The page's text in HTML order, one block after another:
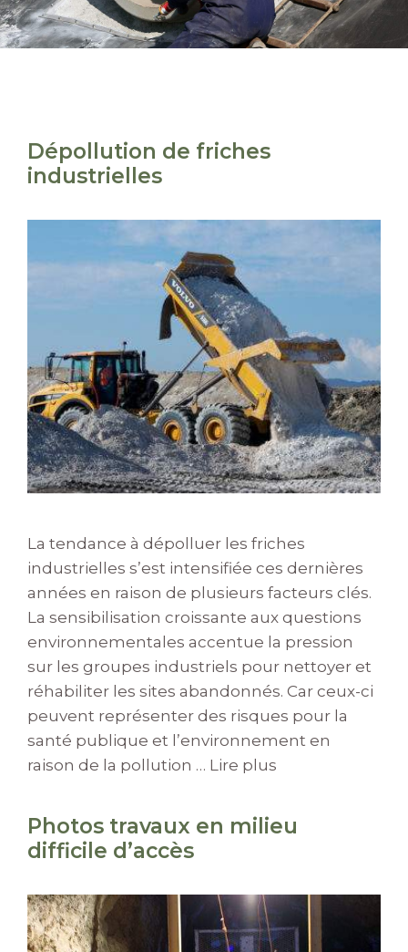
Dépollution de friches
industrielles
La tendance à dépolluer les friches
industrielles s’est intensifiée ces dernières
années en raison de plusieurs facteurs clés.
La sensibilisation croissante aux questions
environnementales accentue la pression
sur les groupes industriels pour nettoyer et
réhabiliter les sites abandonnés. Car ceux-ci
peuvent représenter des risques pour la
santé publique et l’environnement en
raison de la pollution … Lire plus
Photos travaux en milieu
difficile d’accès